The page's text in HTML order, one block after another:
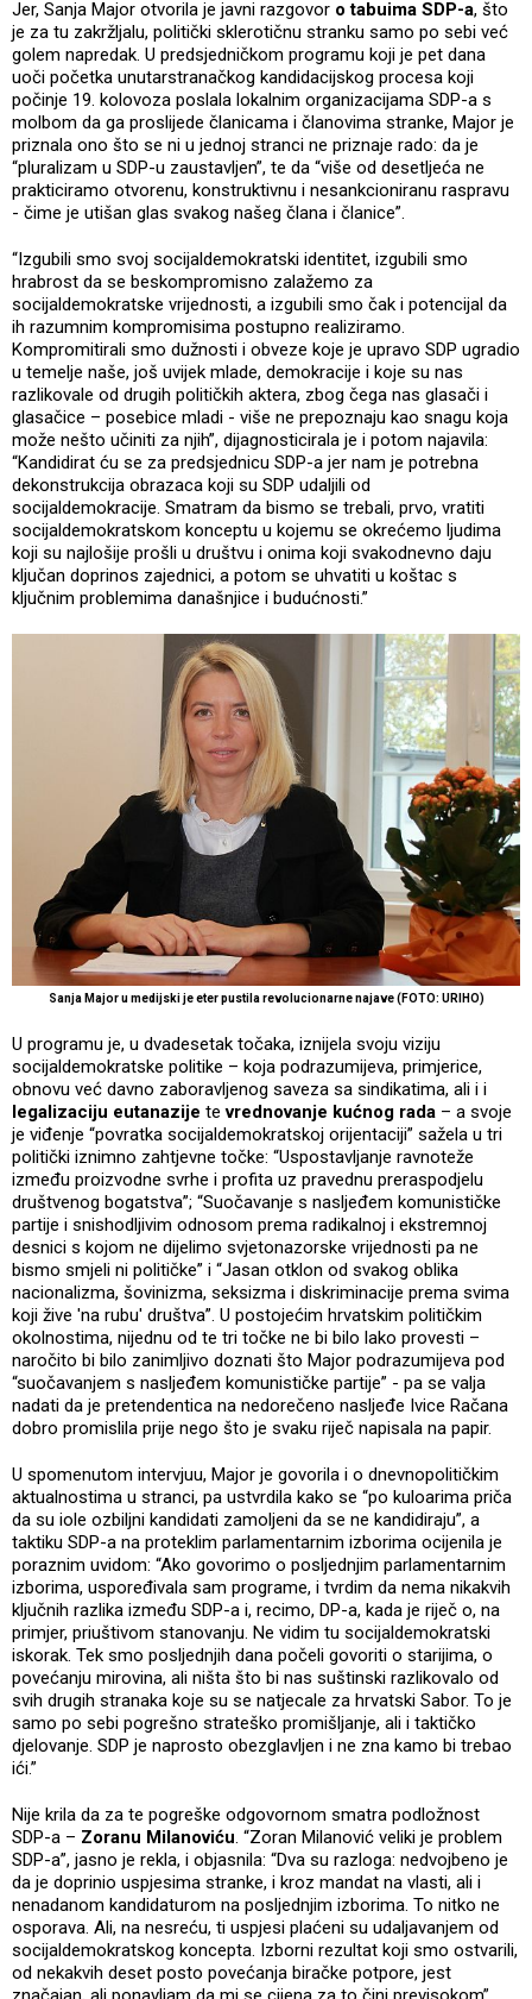
Jer, Sanja Major otvorila je javni razgovor o tabuima SDP-a, što
je za tu zakržljalu, politički sklerotičnu stranku samo po sebi već
golem napredak. U predsjedničkom programu koji je pet dana
uoči početka unutarstranačkog kandidacijskog procesa koji
počinje 19. kolovoza poslala lokalnim organizacijama SDP-a s
molbom da ga proslijede članicama i članovima stranke, Major je
priznala ono što se ni u jednoj stranci ne priznaje rado: da je
“pluralizam u SDP-u zaustavljen”, te da “više od desetljeća ne
prakticiramo otvorenu, konstruktivnu i nesankcioniranu raspravu
- čime je utišan glas svakog našeg člana i članice”.
“Izgubili smo svoj socijaldemokratski identitet, izgubili smo
hrabrost da se beskompromisno zalažemo za
socijaldemokratske vrijednosti, a izgubili smo čak i potencijal da
ih razumnim kompromisima postupno realiziramo.
Kompromitirali smo dužnosti i obveze koje je upravo SDP ugradio
u temelje naše, još uvijek mlade, demokracije i koje su nas
razlikovale od drugih političkih aktera, zbog čega nas glasači i
glasačice – posebice mladi - više ne prepoznaju kao snagu koja
može nešto učiniti za njih”, dijagnosticirala je i potom najavila:
“Kandidirat ću se za predsjednicu SDP-a jer nam je potrebna
dekonstrukcija obrazaca koji su SDP udaljili od
socijaldemokracije. Smatram da bismo se trebali, prvo, vratiti
socijaldemokratskom konceptu u kojemu se okrećemo ljudima
koji su najlošije prošli u društvu i onima koji svakodnevno daju
ključan doprinos zajednici, a potom se uhvatiti u koštac s
ključnim problemima današnjice i budućnosti.”
Sanja Major u medijski je eter pustila revolucionarne najave (FOTO: URIHO)
U programu je, u dvadesetak točaka, iznijela svoju viziju
socijaldemokratske politike – koja podrazumijeva, primjerice,
obnovu već davno zaboravljenog saveza sa sindikatima, ali i i
legalizaciju eutanazije tevrednovanje kućnog rada – a svoje
je viđenje “povratka socijaldemokratskoj orijentaciji” sažela u tri
politički iznimno zahtjevne točke: “Uspostavljanje ravnoteže
između proizvodne svrhe i profita uz pravednu preraspodjelu
društvenog bogatstva”; “Suočavanje s nasljeđem komunističke
partije i snishodljivim odnosom prema radikalnoj i ekstremnoj
desnici s kojom ne dijelimo svjetonazorske vrijednosti pa ne
bismo smjeli ni političke” i “Jasan otklon od svakog oblika
nacionalizma, šovinizma, seksizma i diskriminacije prema svima
koji žive 'na rubu' društva”. U postojećim hrvatskim političkim
okolnostima, nijednu od te tri točke ne bi bilo lako provesti –
naročito bi bilo zanimljivo doznati što Major podrazumijeva pod
“suočavanjem s nasljeđem komunističke partije” - pa se valja
nadati da je pretendentica na nedorečeno nasljeđe Ivice Račana
dobro promislila prije nego što je svaku riječ napisala na papir.
U spomenutom intervjuu, Major je govorila i o dnevnopolitičkim
aktualnostima u stranci, pa ustvrdila kako se “po kuloarima priča
da su iole ozbiljni kandidati zamoljeni da se ne kandidiraju”, a
taktiku SDP-a na proteklim parlamentarnim izborima ocijenila je
poraznim uvidom: “Ako govorimo o posljednjim parlamentarnim
izborima, uspoređivala sam programe, i tvrdim da nema nikakvih
ključnih razlika između SDP-a i, recimo, DP-a, kada je riječ o, na
primjer, priuštivom stanovanju. Ne vidim tu socijaldemokratski
iskorak. Tek smo posljednjih dana počeli govoriti o starijima, o
povećanju mirovina, ali ništa što bi nas suštinski razlikovalo od
svih drugih stranaka koje su se natjecale za hrvatski Sabor. To je
samo po sebi pogrešno strateško promišljanje, ali i taktičko
djelovanje. SDP je naprosto obezglavljen i ne zna kamo bi trebao
ići.”
Nije krila da za te pogreške odgovornom smatra podložnost
SDP-a – Zoranu Milanoviću. “Zoran Milanović veliki je problem
SDP-a”, jasno je rekla, i objasnila: “Dva su razloga: nedvojbeno je
da je doprinio uspjesima stranke, i kroz mandat na vlasti, ali i
nenadanom kandidaturom na posljednjim izborima. To nitko ne
osporava. Ali, na nesreću, ti uspjesi plaćeni su udaljavanjem od
socijaldemokratskog koncepta. Izborni rezultat koji smo ostvarili,
od nekakvih deset posto povećanja biračke potpore, jest